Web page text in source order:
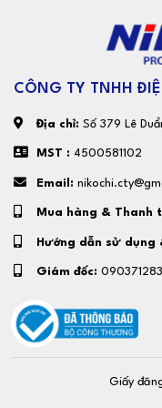
CÔNG TY TNHH
Địa chỉ: Số 379 Lê
MST : 4500581102
Email:
Mua hàng & Thanh
Hướng dẫn sử dụng
Giám đốc:
Giấy